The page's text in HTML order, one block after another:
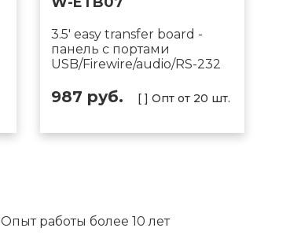
3.5' easy transfer board -
панель с портами
USB/Firewire/audio/RS-232
987 руб. [ ] Опт от 20 шт.
Опыт работы более 10 лет